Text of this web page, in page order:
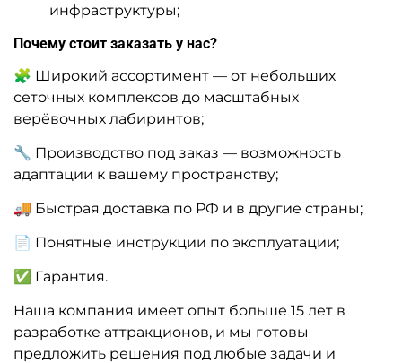
инфраструктуры;
Почему стоит заказать у нас?
🧩 Широкий ассортимент — от небольших
сеточных комплексов до масштабных
верёвочных лабиринтов;
🔧 Производство под заказ — возможность
адаптации к вашему пространству;
🚚 Быстрая доставка по РФ и в другие страны;
📄 Понятные инструкции по эксплуатации;
✅ Гарантия.
Наша компания имеет опыт больше 15 лет в
разработке аттракционов, и мы готовы
предложить решения под любые задачи и